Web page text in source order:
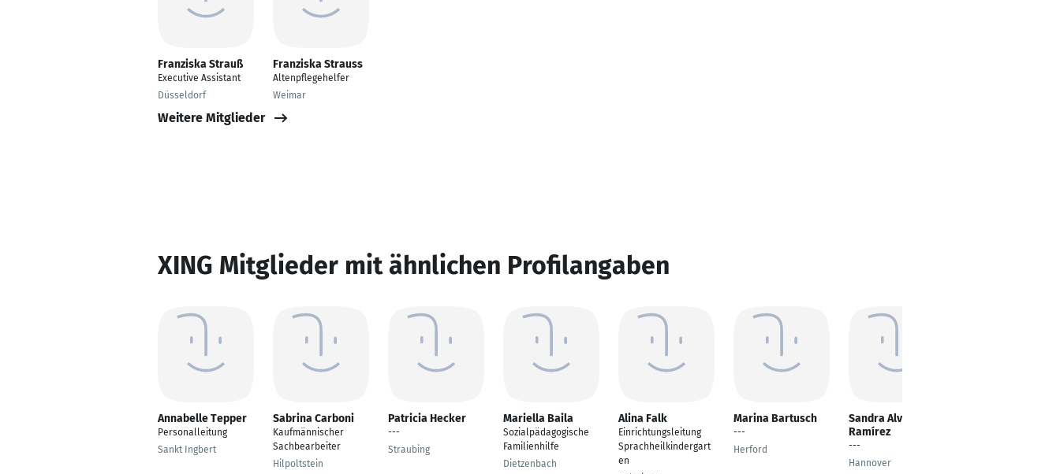
Franziska Strauß
Executive Assistant
Düsseldorf
Franziska Strauss
Altenpflegehelfer
Weimar
Weitere Mitglieder
XING Mitglieder mit ähnlichen Profilangaben
Annabelle Tepper
Personalleitung
Sankt Ingbert
Sabrina Carboni
Kaufmännischer
Sachbearbeiter
Hilpoltstein
Patricia Hecker
---
Straubing
Mariella Baila
Sozialpädagogische
Familienhilfe
Dietzenbach
Alina Falk
Einrichtungsleitung
Sprachheilkindergart
en
Marina Bartusch
---
Herford
Sandra Alvarez
Ramírez
---
Hannover